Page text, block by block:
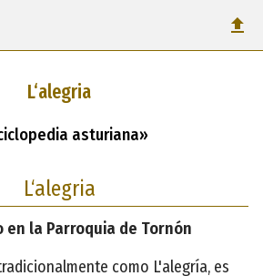
L‘alegria
asturiana»
L‘alegria
en la Parroquia de Tornón
como L'alegría, es